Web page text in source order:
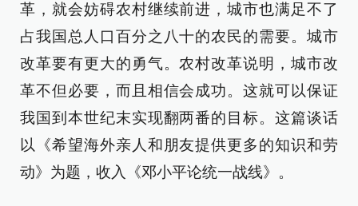
革，就会妨碍农村继续前进，城市也满足不了
占我国总人口百分之八十的农民的需要。城市
改革要有更大的勇气。农村改革说明，城市改
革不但必要，而且相信会成功。这就可以保证
我国到本世纪末实现翻两番的目标。这篇谈话
以《希望海外亲人和朋友提供更多的知识和劳
动》为题，收入《邓小平论统一战线》。